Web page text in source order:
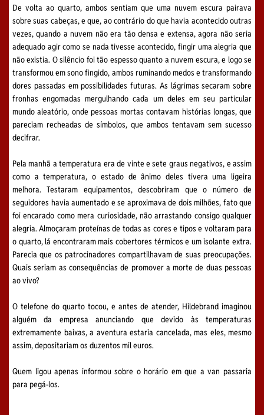
De volta ao quarto, ambos sentiam que uma nuvem escura pairava
sobre suas cabeças, e que, ao contrário do que havia acontecido outras
vezes, quando a nuvem não era tão densa e extensa, agora não seria
adequado agir como se nada tivesse acontecido, fingir uma alegria que
não existia. O silêncio foi tão espesso quanto a nuvem escura, e logo se
transformou em sono fingido, ambos ruminando medos e transformando
dores passadas em possibilidades futuras. As lágrimas secaram sobre
fronhas engomadas mergulhando cada um deles em seu particular
mundo aleatório, onde pessoas mortas contavam histórias longas, que
pareciam recheadas de símbolos, que ambos tentavam sem sucesso
decifrar.
Pela manhã a temperatura era de vinte e sete graus negativos, e assim
como a temperatura, o estado de ânimo deles tivera uma ligeira
melhora. Testaram equipamentos, descobriram que o número de
seguidores havia aumentado e se aproximava de dois milhões, fato que
foi encarado como mera curiosidade, não arrastando consigo qualquer
alegria. Almoçaram proteínas de todas as cores e tipos e voltaram para
o quarto, lá encontraram mais cobertores térmicos e um isolante extra.
Parecia que os patrocinadores compartilhavam de suas preocupações.
Quais seriam as consequências de promover a morte de duas pessoas
ao vivo?
O telefone do quarto tocou, e antes de atender, Hildebrand imaginou
alguém da empresa anunciando que devido às temperaturas
extremamente baixas, a aventura estaria cancelada, mas eles, mesmo
assim, depositariam os duzentos mil euros.
Quem ligou apenas informou sobre o horário em que a van passaria
para pegá-los.